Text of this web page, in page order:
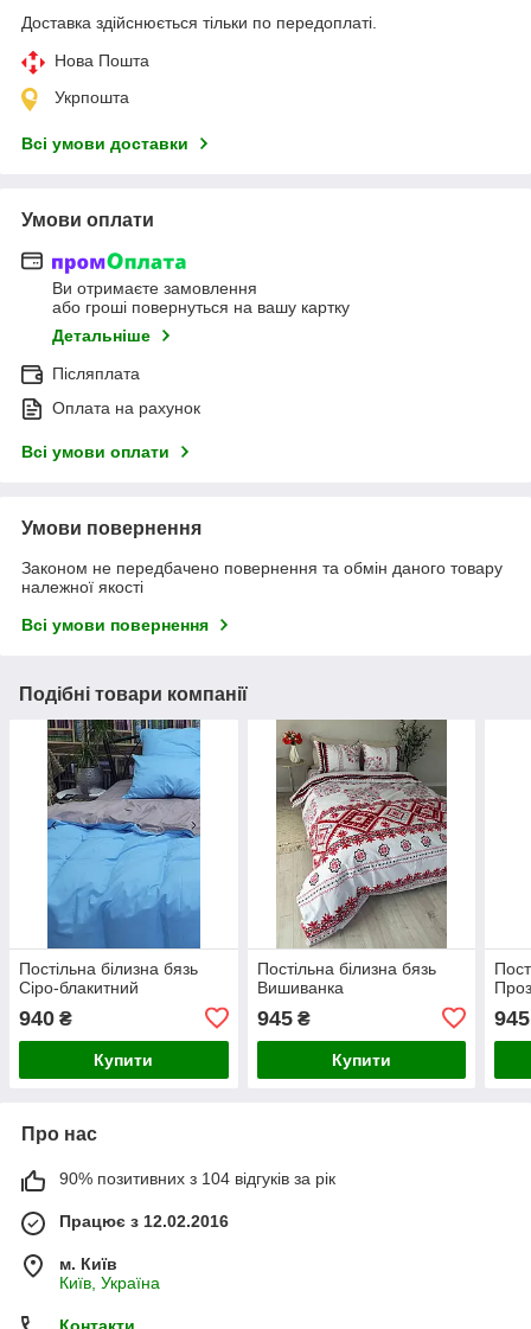
Доставка здійснюється тільки по передоплаті.
Нова Пошта
Укрпошта
Всі умови доставки
Умови оплати
Ви отримаєте замовлення
або гроші повернуться на вашу картку
Детальніше
Післяплата
Оплата на рахунок
Всі умови оплати
Умови повернення
Законом не передбачено повернення та обмін даного товару
належної якості
Всі умови повернення
Подібні товари компанії
Постільна білизна бязь
Сіро-блакитний
940 ₴
Купити
Постільна білизна бязь
Вишиванка
945₴
Купити
945
Про нас
90% позитивних з 104 відгуків за рік
Працює з 12.02.2016
м. Київ
Київ, Україна